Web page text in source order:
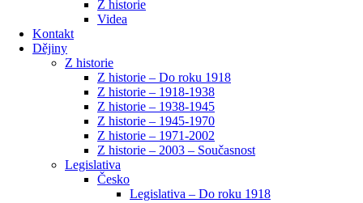
Z historie
Videa
Kontakt
Dějiny
Z historie
Z historie – Do roku 1918
Z historie – 1918-1938
Z historie – 1938-1945
Z historie – 1945-1970
Z historie – 1971-2002
Z historie – 2003 – Současnost
Legislativa
Česko
Legislativa – Do roku 1918